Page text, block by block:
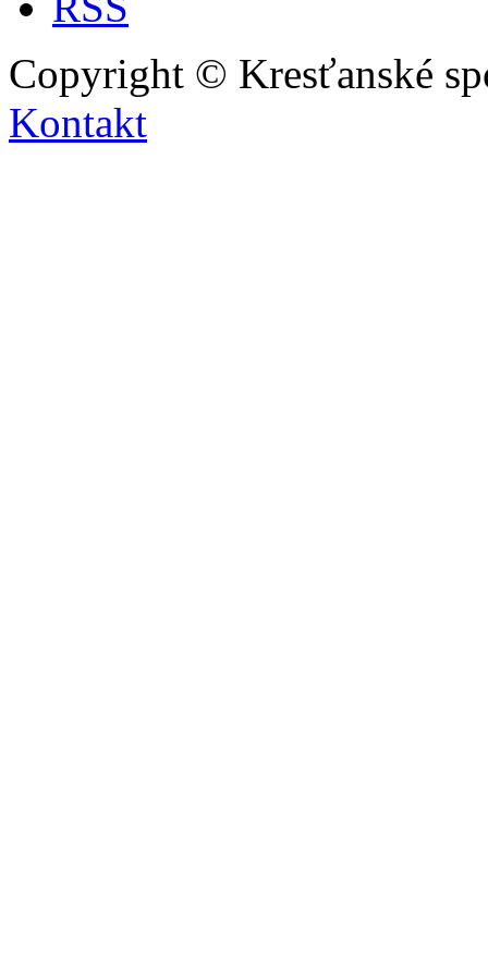
Copyright © Kresťanské
Kontakt